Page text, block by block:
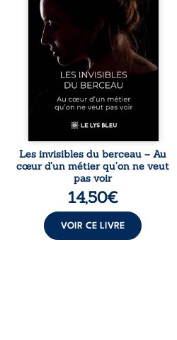
réalité que nul ne soupçonne :
rémunérations dérisoires,
solitude, épuisement,
responsabilités écrasantes… À
travers des témoignages
saisissants et sa propre
expérience, Magali Vogel lève
le voile sur les coulisses d’une ...
Les invisibles du berceau – Au
cœur d’un métier qu’on ne veut
pas voir
14,50€
VOIR CE LIVRE